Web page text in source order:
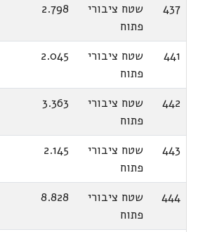
437
שטח ציבורי
פתוח
2.798
441
שטח ציבורי
פתוח
2.045
442
שטח ציבורי
פתוח
3.363
443
שטח ציבורי
פתוח
2.145
444
שטח ציבורי
פתוח
8.828